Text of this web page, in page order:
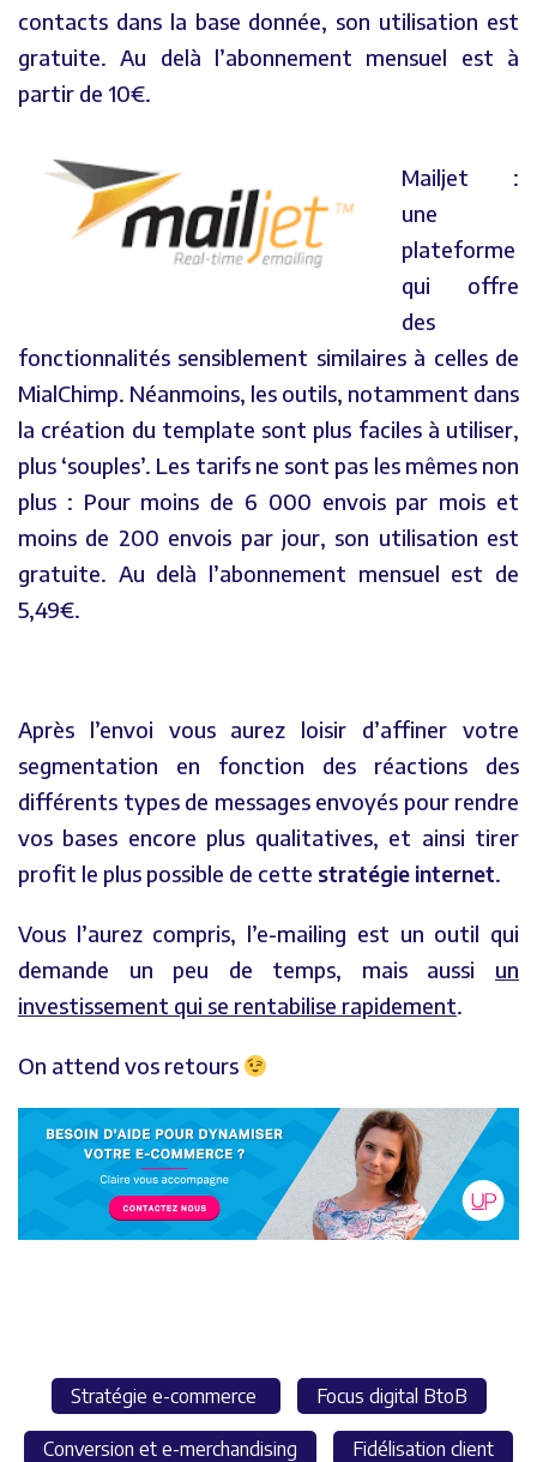
contacts dans la base donnée, son utilisation est
gratuite. Au delà l’abonnement mensuel est à
partir de 10€.
Mailjet :
une
plateforme
qui offre
des
fonctionnalités sensiblement similaires à celles de
MialChimp. Néanmoins, les outils, notamment dans
la création du template sont plus faciles à utiliser,
plus ‘souples’. Les tarifs ne sont pas les mêmes non
plus : Pour moins de 6 000 envois par mois et
moins de 200 envois par jour, son utilisation est
gratuite. Au delà l’abonnement mensuel est de
5,49€.
Après l’envoi vous aurez loisir d’affiner votre
segmentation en fonction des réactions des
différents types de messages envoyés pour rendre
vos bases encore plus qualitatives, et ainsi tirer
profit le plus possible de cette stratégie internet.
Vous l’aurez compris, l’e-mailing est un outil qui
demande un peu de temps, mais aussi un
investissement qui se rentabilise rapidement.
On attend vos retours
Stratégie e-commerce Focus digital BtoB
Conversion et e-merchandising Fidélisation client